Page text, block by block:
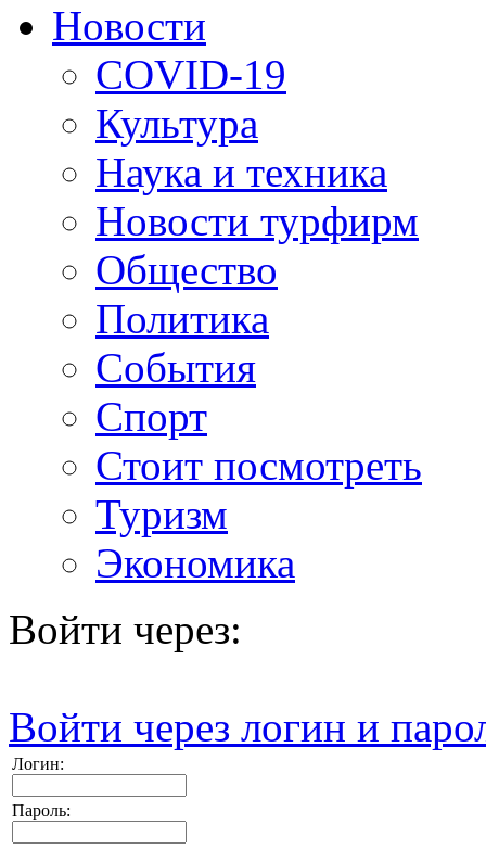
Новости
COVID-19
Культура
Наука и техника
Новости турфирм
Общество
Политика
События
Спорт
Стоит посмотреть
Туризм
Экономика
Войти через:
Войти через логин и
Логин:
Пароль: